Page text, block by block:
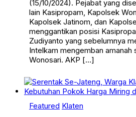
(15/10/2024). Pejabat yang
lain Kasipropam, Kapolsek
Kapolsek Jatinom, dan
menggantikan posisi
Zudiyanto yang sebelumnya
Intelkam mengemban amanah
Wonosari. AKP […]
Featured Klaten